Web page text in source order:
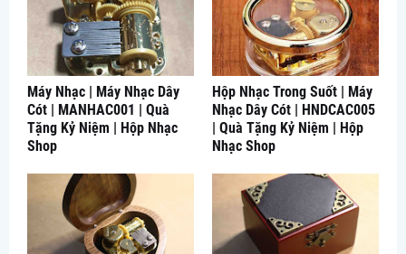
Máy Nhạc | Máy Nhạc Dây
Cót | MANHAC001 | Quà
Tặng Kỷ Niệm | Hộp Nhạc
Shop
Hộp Nhạc Trong Suốt | Máy
Nhạc Dây Cót | HNDCAC005
| Quà Tặng Kỷ Niệm | Hộp
Nhạc Shop